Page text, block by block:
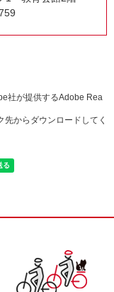
社が提供するAdobe Rea
からダウンロードしてく